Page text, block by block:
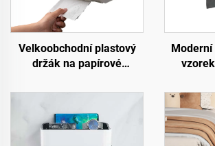
Velkoobchodní plastový
držák na papírové
bez děr, montáž, držák na
Moderní
na
plastový